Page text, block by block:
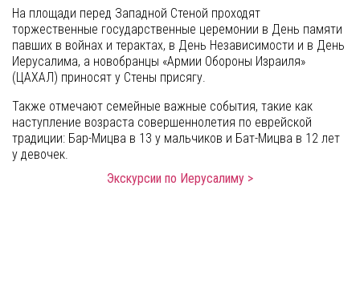
На площади перед Западной Стеной проходят
торжественные государственные церемонии в День памяти
павших в войнах и терактах, в День Независимости и в День
Иерусалима, а новобранцы «Армии Обороны Израиля»
(ЦАХАЛ) приносят у Стены присягу.
Также отмечают семейные важные события, такие как
наступление возраста совершеннолетия по еврейской
традиции: Бар-Мицва в 13 у мальчиков и Бат-Мицва в 12 лет
у девочек.
Экскурсии по Иерусалиму >